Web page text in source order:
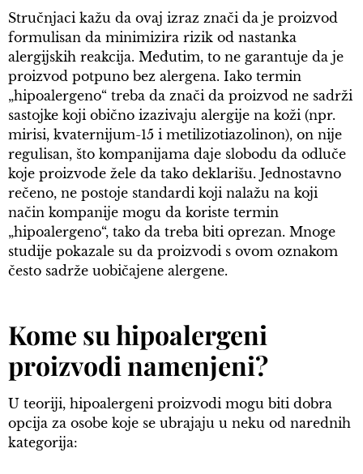
Stručnjaci kažu da ovaj izraz znači da je proizvod
formulisan da minimizira rizik od nastanka
alergijskih reakcija. Međutim, to ne garantuje da je
proizvod potpuno bez alergena. Iako termin
„hipoalergeno“ treba da znači da proizvod ne sadrži
sastojke koji obično izazivaju alergije na koži (npr.
mirisi, kvaternijum-15 i metilizotiazolinon), on nije
regulisan, što kompanijama daje slobodu da odluče
koje proizvode žele da tako deklarišu. Jednostavno
rečeno, ne postoje standardi koji nalažu na koji
način kompanije mogu da koriste termin
„hipoalergeno“, tako da treba biti oprezan. Mnoge
studije pokazale su da proizvodi s ovom oznakom
često sadrže uobičajene alergene.
Kome su hipoalergeni
proizvodi namenjeni?
U teoriji, hipoalergeni proizvodi mogu biti dobra
opcija za osobe koje se ubrajaju u neku od narednih
kategorija: